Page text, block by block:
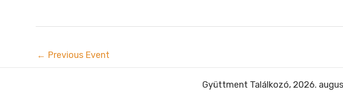
← Previous Event
Gyüttment Találkozó, 2026.